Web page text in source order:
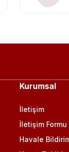
Kurumsal
İletişim
İletişim Formu
Havale